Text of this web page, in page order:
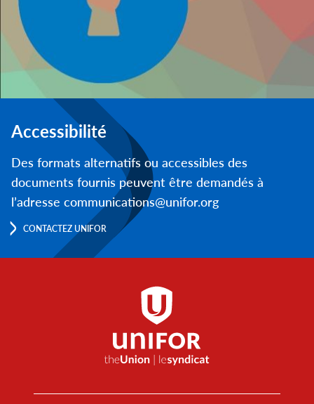
Accessibilité
Des formats alternatifs ou accessibles des
documents fournis peuvent être demandés à
l’adresse communications@unifor.org
CONTACTEZ UNIFOR